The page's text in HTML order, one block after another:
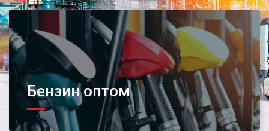
Бензин оптом